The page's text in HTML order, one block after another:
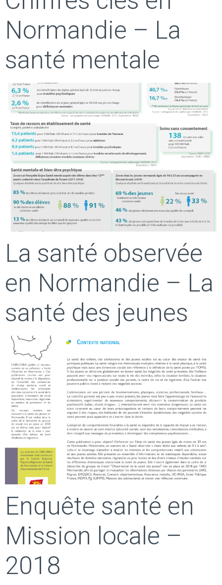
Normandie – La
santé mentale
La santé observée
en Normandie – La
santé des jeunes
Enquête santé en
Mission locale –
2018